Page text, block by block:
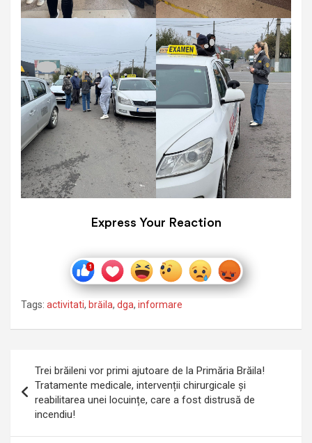
Express Your Reaction
Tags: activitati, brăila, dga, informare
articole
Trei brăileni vor primi ajutoare de la Primăria Brăila!
Tratamente medicale, intervenții chirurgicale și
reabilitarea unei locuințe, care a fost distrusă de
incendiu!